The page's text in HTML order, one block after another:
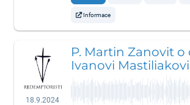
Informace
18.9.2024
P. Martin Zanovit o
Ivanovi Mastiliakovi